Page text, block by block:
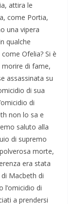
attira le
come Portia,
una vipera
qualche
Ofelia? Si è
morire di fame,
assassinata su
di sua
di
non lo sa e
saluto alla
di supremo
morte,
era stata
Macbeth di
l’omicidio di
a prendersi